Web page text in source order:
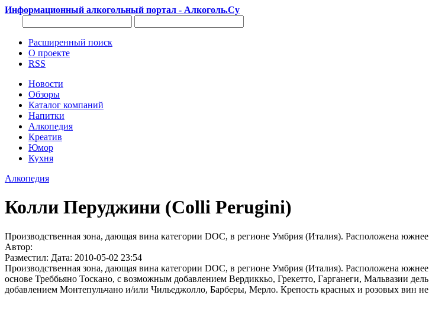
Информационный алкогольный портал - Алкоголь.Су
Расширенный поиск
О проекте
RSS
Новости
Обзоры
Каталог компаний
Напитки
Алкопедия
Креатив
Юмор
Кухня
Алкопедия
Колли Перуджини (Colli Perugini)
Производственная зона, дающая вина категории DOC, в регионе Умбрия (Италия). Расположена
Автор:
Разместил: Дата: 2010-05-02 23:54
Производственная зона, дающая вина категории DOC, в регионе Умбрия (Италия). Расположена
основе Треббьяно Тоскано, с возможным добавлением Вердиккьо, Грекетто, Гарганеги, Мальвазии
добавлением Монтепульчано и/или Чильеджолло, Барберы, Мерло. Крепость красных и розовых вин